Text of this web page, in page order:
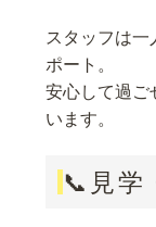
スタッフは一
ポート。
安心して過ご
います。
📞見学